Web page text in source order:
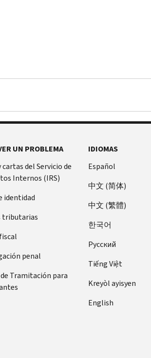
UN PROBLEMA
cartas del Servicio de
Internos (IRS)
identidad
tributarias
penal
Tramitación para
IDIOMAS
Español
中文 (简体)
中文 (繁體)
한국어
Pусский
Tiếng Việt
Kreyòl ayisyen
English